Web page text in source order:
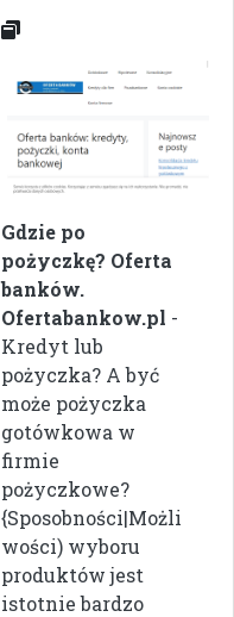
Gdzie po
pożyczkę? Oferta
banków.
Ofertabankow.pl -
Kredyt lub
pożyczka? A być
może pożyczka
gotówkowa w
firmie
pożyczkowe?
{Sposobności|Możli
wości) wyboru
produktów jest
istotnie bardzo